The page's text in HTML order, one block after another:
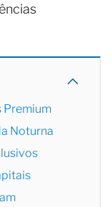
Premium
Noturna